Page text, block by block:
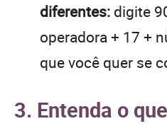
diferentes: digite
operadora + 17 +
que você quer se
3. Entenda o